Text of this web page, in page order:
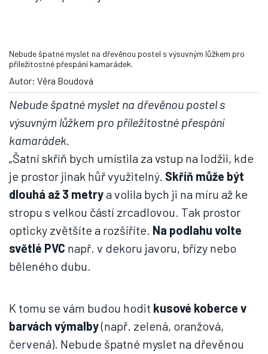
Nebude špatné myslet na dřevěnou postel s výsuvným lůžkem pro
příležitostné přespání kamarádek.
Autor: Věra Boudová
Nebude špatné myslet na dřevěnou postel s
výsuvným lůžkem pro příležitostné přespání
kamarádek.
„Šatní skříň bych umístila za vstup na lodžii, kde
je prostor jinak hůř využitelný. Skříň může být
dlouhá až 3 metrya volila bych ji na míru až ke
stropu s velkou částí zrcadlovou. Tak prostor
opticky zvětšíte a rozšíříte. Na podlahu volte
světlé PVC např. v dekoru javoru, břízy nebo
běleného dubu.
K tomu se vám budou hodit kusové koberce v
barvách výmalby(např. zelená, oranžová,
červená). Nebude špatné myslet na dřevěnou